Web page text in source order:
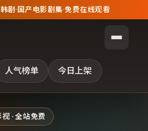
剧 · 国产电影剧集·免费在线观看
人气榜单 今日上架
视 · 全站免费